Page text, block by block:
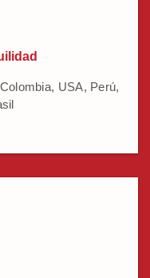
USA, Perú,